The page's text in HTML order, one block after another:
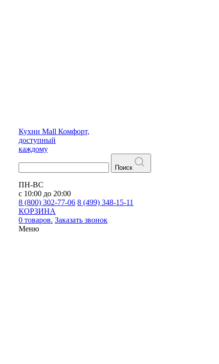
Кухни Mall Комфорт,
доступный
каждому
Поиск
ПН-ВС
с 10:00 до 20:00
8 (800) 302-77-06 8 (499) 348-15-11
КОРЗИНА
0 товаров. Заказать звонок
Меню